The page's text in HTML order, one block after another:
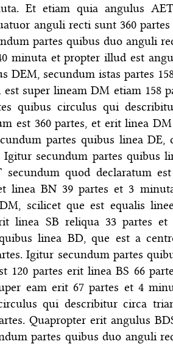
Et etiam quia angulus
anguli recti sunt 360 partes
partes quibus duo anguli
minuta et propter illud est
DEM, secundum istas partes
super lineam DM etiam 158
quibus circulus qui
est 360 partes, et erit linea DM
partes quibus linea DE,
Igitur secundum partes quibus
quod declaratum
linea BN 39 partes et 3
scilicet que est equalis
linea SB reliqua 33 partes et
linea BD, que est a
Igitur secundum partes
120 partes erit linea BS 66
eam erit 67 partes et 4
qui describitur circa
Quapropter erit angulus
partes quibus duo anguli